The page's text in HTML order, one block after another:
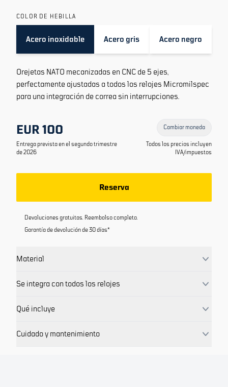
COLOR DE HEBILLA
Acero inoxidable Acero gris Acero negro
Orejetas NATO mecanizadas en CNC de 5 ejes,
perfectamente ajustadas a todos los relojes Micromilspec
para una integración de correa sin interrupciones.
EUR 100
Entrega prevista en el segundo trimestre
de 2026
Cambiar moneda
Todos los precios incluyen
IVA/impuestos
Reserva
Devoluciones gratuitas. Reembolso completo.
Garantía de devolución de 30 días*
Material
Se integra con todos los relojes
Qué incluye
Cuidado y mantenimiento